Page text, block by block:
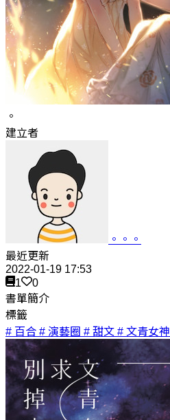
。
建立者
。。。
最近更新
2022-01-19 17:53
1
0
書單簡介
標籤
# 百合 # 演藝圈 # 甜文 # 文青女神